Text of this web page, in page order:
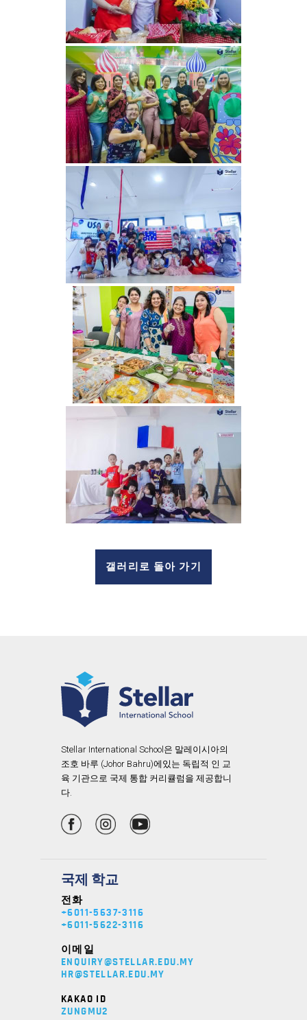
갤러리로 돌아 가기
Stellar International School은 말레이시아의
조호 바루 (Johor Bahru)에있는 독립적 인 교
육 기관으로 국제 통합 커리큘럼을 제공합니
다.
국제 학교
전화
+6011-5637-3116
+6011-5622-3116
이메일
ENQUIRY@STELLAR.EDU.MY
HR@STELLAR.EDU.MY
KAKAO ID
ZUNGMU2